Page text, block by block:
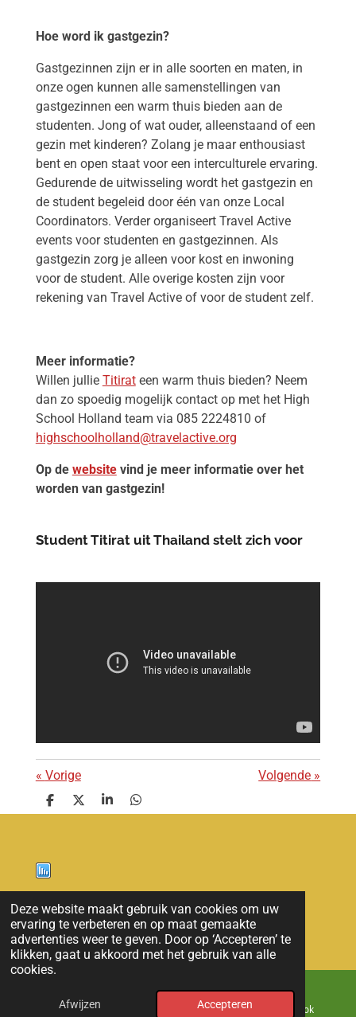
Deze website maakt gebruik van cookies om uw
ervaring te verbeteren en op maat gemaakte
advertenties weer te geven. Door op ‘Accepteren’ te
klikken, gaat u akkoord met het gebruik van alle
cookies.
Afwijzen Accepteren
Hoe word ik gastgezin?
Gastgezinnen zijn er in alle soorten en maten, in
onze ogen kunnen alle samenstellingen van
gastgezinnen een warm thuis bieden aan de
studenten. Jong of wat ouder, alleenstaand of een
gezin met kinderen? Zolang je maar enthousiast
bent en open staat voor een interculturele ervaring.
Gedurende de uitwisseling wordt het gastgezin en
de student begeleid door één van onze Local
Coordinators. Verder organiseert Travel Active
events voor studenten en gastgezinnen. Als
gastgezin zorg je alleen voor kost en inwoning
voor de student. Alle overige kosten zijn voor
rekening van Travel Active of voor de student zelf.
Meer informatie?
Willen jullie Titirateen warm thuis bieden? Neem
dan zo spoedig mogelijk contact op met het High
School Holland team via 085 2224810 of
highschoolholland@travelactive.org
Op de website vind je meer informatie over het
worden van gastgezin!
Student Titirat uit Thailand stelt zich voor
« Vorige Volgende »
D
e
D
e
S
h
D
e
Nieuws
© 2011 - 2026 overloon nieuws
E-mailadres Facebook